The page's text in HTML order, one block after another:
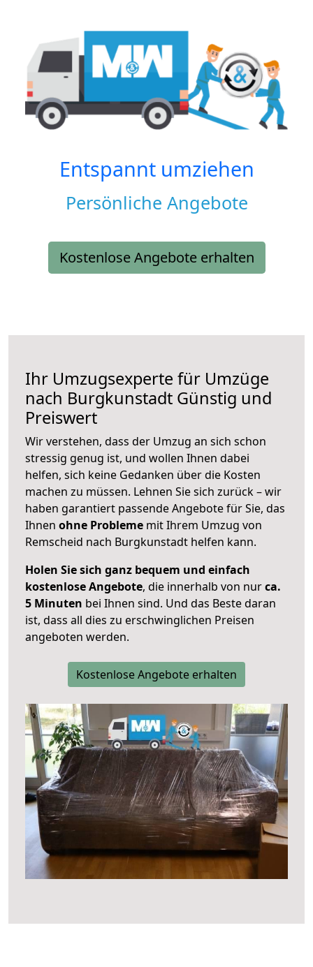
Entspannt umziehen
Persönliche Angebote
Kostenlose Angebote erhalten
Ihr Umzugsexperte für Umzüge
nach Burgkunstadt Günstig und
Preiswert
Wir verstehen, dass der Umzug an sich schon
stressig genug ist, und wollen Ihnen dabei
helfen, sich keine Gedanken über die Kosten
machen zu müssen. Lehnen Sie sich zurück – wir
haben garantiert passende Angebote für Sie, das
Ihnen ohne Probleme mit Ihrem Umzug von
Remscheid nach Burgkunstadt helfen kann.
Holen Sie sich ganz bequem und einfach
kostenlose Angebote, die innerhalb von nurca.
5 Minuten bei Ihnen sind. Und das Beste daran
ist, dass all dies zu erschwinglichen Preisen
angeboten werden.
Kostenlose Angebote erhalten